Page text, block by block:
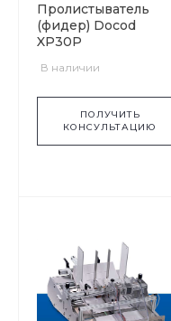
Пролистыватель
(фидер) Docod
XP30P
В наличии
ПОЛУЧИТЬ
КОНСУЛЬТАЦИЮ